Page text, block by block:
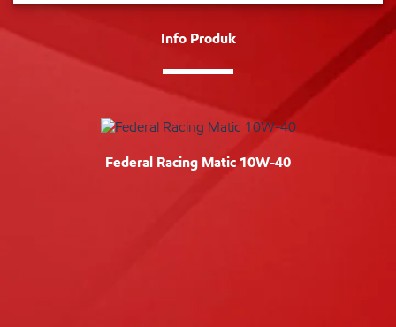
Info Produk
Federal Racing Matic 10W-40